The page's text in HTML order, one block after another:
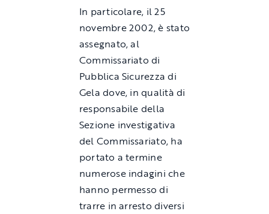
In particolare, il 25
novembre 2002, è stato
assegnato, al
Commissariato di
Pubblica Sicurezza di
Gela dove, in qualità di
responsabile della
Sezione investigativa
del Commissariato, ha
portato a termine
numerose indagini che
hanno permesso di
trarre in arresto diversi